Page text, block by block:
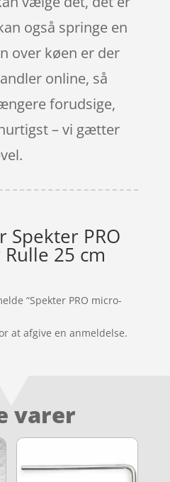
også springe en
over køen er der
online, så
forudsige,
– vi gætter
Spekter PRO
25 cm
“Spekter PRO micro-
at afgive en anmeldelse.
varer